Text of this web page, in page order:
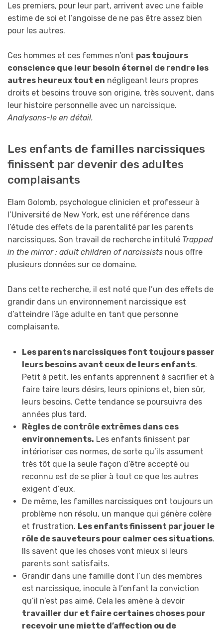
Les premiers, pour leur part, arrivent avec une faible
estime de soi et l’angoisse de ne pas être assez bien
pour les autres.
Ces hommes et ces femmes n’ont pas toujours
conscience que leur besoin éternel de rendre les
autres heureux tout en négligeant leurs propres
droits et besoins trouve son origine, très souvent, dans
leur histoire personnelle avec un narcissique.
Analysons-le en détail.
Les enfants de familles narcissiques
finissent par devenir des adultes
complaisants
Elam Golomb, psychologue clinicien et professeur à
l’Université de New York, est une référence dans
l’étude des effets de la parentalité par les parents
narcissiques. Son travail de recherche intitulé Trapped
in the mirror : adult children of narcissists nous offre
plusieurs données sur ce domaine.
Dans cette recherche, il est noté que l’un des effets de
grandir dans un environnement narcissique est
d’atteindre l’âge adulte en tant que personne
complaisante.
Les parents narcissiques font toujours passer
leurs besoins avant ceux de leurs enfants.
Petit à petit, les enfants apprennent à sacrifier et à
faire taire leurs désirs, leurs opinions et, bien sûr,
leurs besoins. Cette tendance se poursuivra des
années plus tard.
Règles de contrôle extrêmes dans ces
environnements. Les enfants finissent par
intérioriser ces normes, de sorte qu’ils assument
très tôt que la seule façon d’être accepté ou
reconnu est de se plier à tout ce que les autres
exigent d’eux.
De même, les familles narcissiques ont toujours un
problème non résolu, un manque qui génère colère
et frustration. Les enfants finissent par jouer le
rôle de sauveteurs pour calmer ces situations.
Ils savent que les choses vont mieux si leurs
parents sont satisfaits.
Grandir dans une famille dont l’un des membres
est narcissique, inocule à l’enfant la conviction
qu’il n’est pas aimé. Cela les amène à devoir
travailler dur et faire certaines choses pour
recevoir une miette d’affection ou de